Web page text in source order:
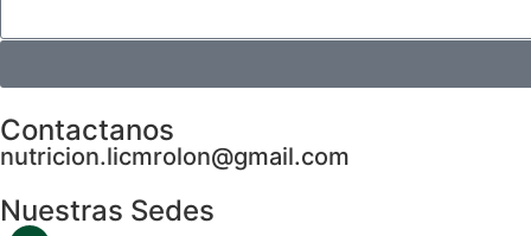
Contactanos
nutricion.licmrolon@gmail.com
Nuestras Sedes